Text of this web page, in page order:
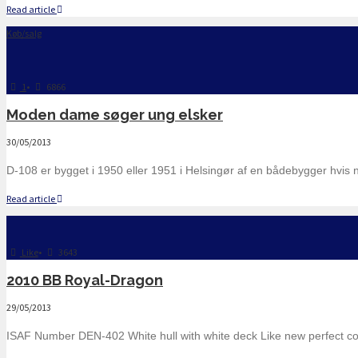
Read article
Køb/salg
1• 6866
Moden dame søger ung elsker
30/05/2013
D-108 er bygget i 1950 eller 1951 i Helsingør af en bådebygger hvis
Read article
Like• 3643
2010 BB Royal-Dragon
29/05/2013
ISAF Number DEN-402 White hull with white deck Like new perfect